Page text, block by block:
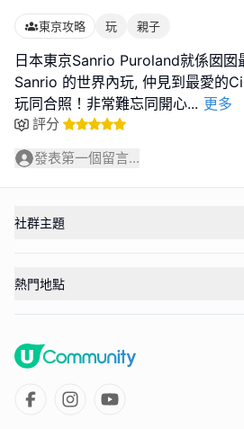
東京攻略 玩 親子
日本東京Sanrio Puroland就係囡囡
Sanrio 的世界內玩, 仲見到最愛的
玩同合照！非常難忘同開心... 更多
評分
發表第一個留言...
社群主題
熱門地點